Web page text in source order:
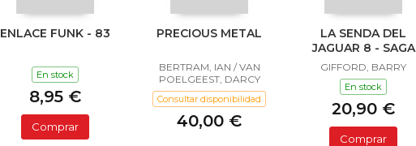
ENLACE FUNK - 83
En stock
8,95 €
Comprar
PRECIOUS METAL
BERTRAM, IAN / VAN
POELGEEST, DARCY
Consultar disponibilidad
40,00 €
LA SENDA DEL
JAGUAR 8 - SAGA
SAILOR Y LULA
GIFFORD, BARRY
En stock
20,90 €
Comprar